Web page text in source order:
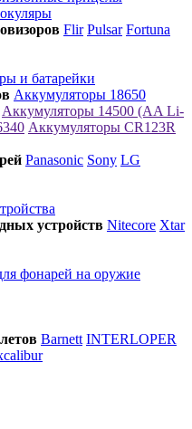
Flir Pulsar Fortuna
и батарейки
Аккумуляторы 18650
Аккумуляторы 14500 (AA Li-
Аккумуляторы CR123R
Panasonic Sony LG
устройств Nitecore Xtar
фонарей на оружие
Barnett INTERLOPER